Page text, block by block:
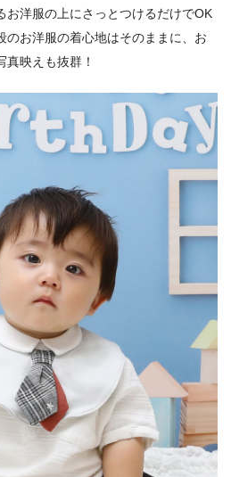
お洋服の上にさっとつけるだけでOK
のお洋服の着心地はそのままに、お
映えも抜群！